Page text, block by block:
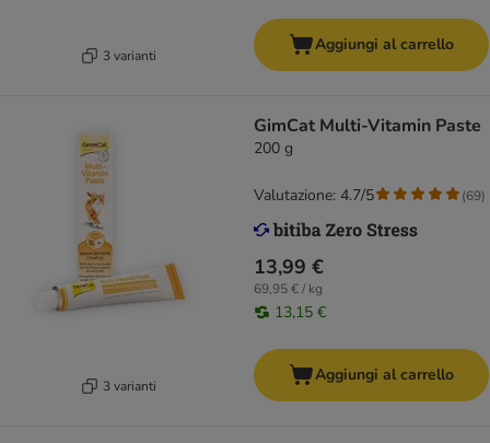
3 varianti
Aggiungi al carrello
3 varianti
GimCat Multi-Vitamin Paste
200 g
13,99 €
69,95 € / kg
13,15 €
Valutazione: 4.7/5 (69)
Aggiungi al carrello